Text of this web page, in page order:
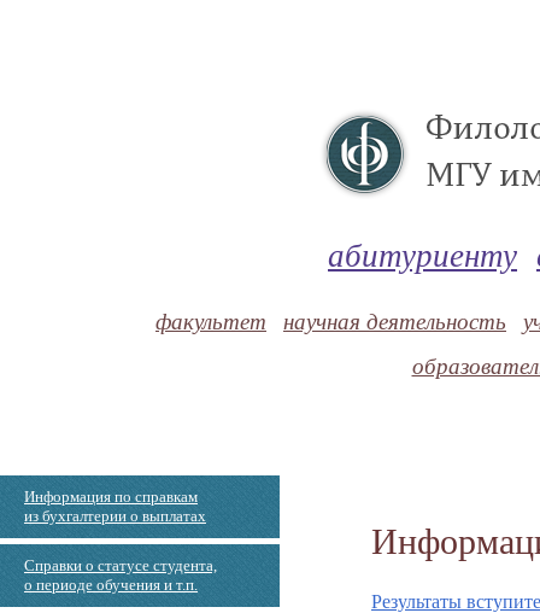
абитуриенту
факультет научная деятельность
Информация по справкам
из бухгалтерии о выплатах
Справки о статусе студента,
о периоде обучения и т.п.
Результаты